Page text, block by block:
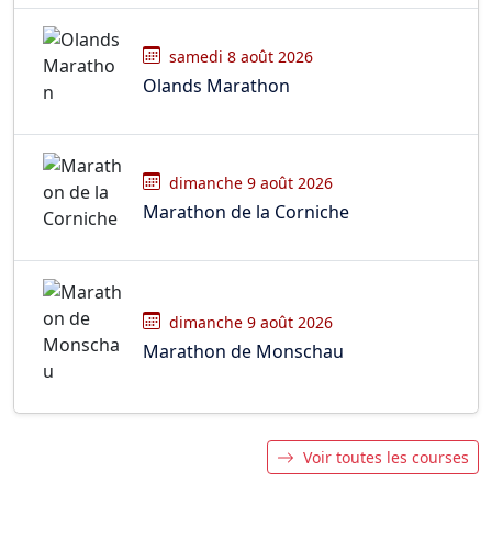
samedi 8 août 2026
Olands Marathon
dimanche 9 août 2026
Marathon de la Corniche
dimanche 9 août 2026
Marathon de Monschau
Voir toutes les courses